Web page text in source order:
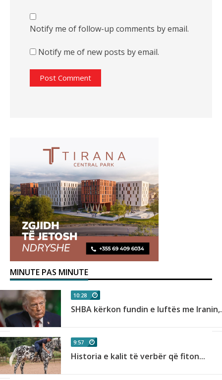
Notify me of follow-up comments by email.
Notify me of new posts by email.
MINUTE PAS MINUTE
10:28
SHBA kërkon fundin e luftës me
9:57
Historia e kalit të verbër që fiton...